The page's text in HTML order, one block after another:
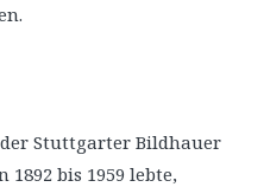
Stuttgarter Bildhauer
bis 1959 lebte,